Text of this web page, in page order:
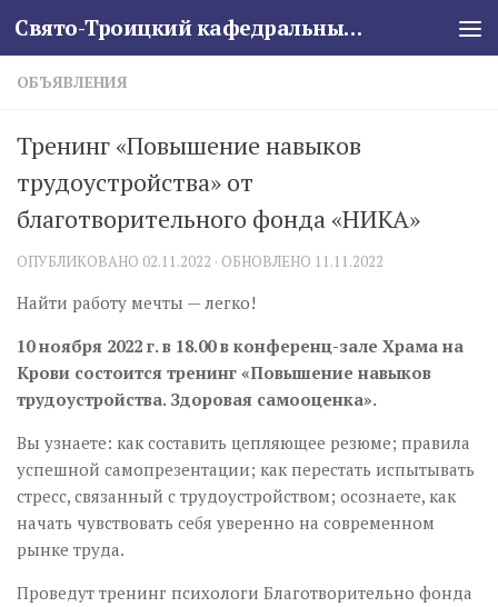
Skip to content Свято-Троицкий кафедральный собор
ОБЪЯВЛЕНИЯ
Тренинг «Повышение навыков
трудоустройства» от
благотворительного фонда «НИКА»
ОПУБЛИКОВАНО 02.11.2022 · ОБНОВЛЕНО 11.11.2022
Найти работу мечты — легко!
10 ноября 2022 г. в 18.00 в конференц-зале Храма на
Крови состоится тренинг «Повышение навыков
трудоустройства. Здоровая самооценка».
Вы узнаете: как составить цепляющее резюме; правила
успешной самопрезентации; как перестать испытывать
стресс, связанный с трудоустройством; осознаете, как
начать чувствовать себя уверенно на современном
рынке труда.
Проведут тренинг психологи Благотворительно фонда